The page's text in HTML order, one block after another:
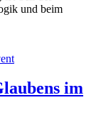
und beim
im